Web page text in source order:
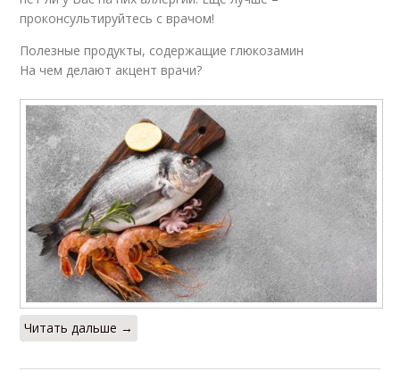
проконсультируйтесь с врачом!
Полезные продукты, содержащие глюкозамин
На чем делают акцент врачи?
Читать дальше →